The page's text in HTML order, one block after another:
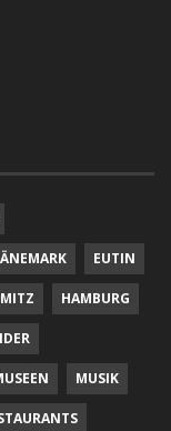
EUTIN
HAMBURG
MUSIK